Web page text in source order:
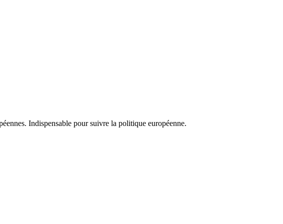
Indispensable pour suivre la politique européenne.